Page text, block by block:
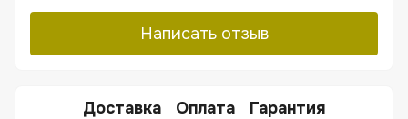
Написать отзыв
Доставка Оплата Гарантия